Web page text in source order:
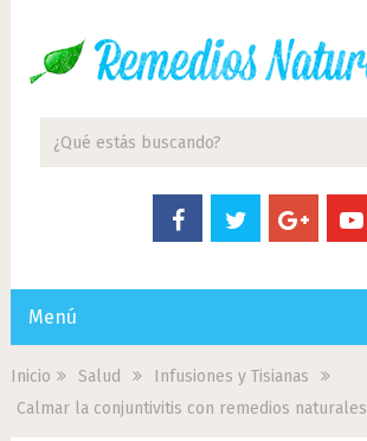
Menú
Inicio Salud
Infusiones y Tisianas
Calmar la conjuntivitis con remedios naturales